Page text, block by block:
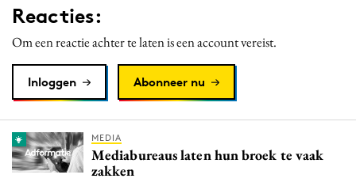
Programmatic
Purpose Marketing
Reputatie & crisis
Reacties:
Om een reactie achter te laten is een account vereist.
Inloggen Abonneer nu
MEDIA
Mediabureaus laten hun broek te vaak
zakken